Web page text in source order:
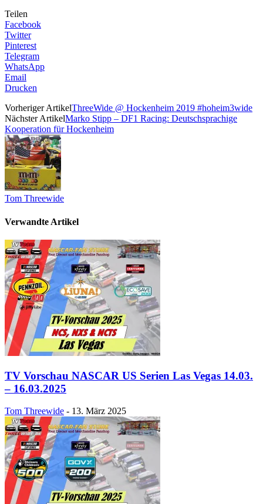
Teilen
Facebook
Twitter
Pinterest
Telegram
WhatsApp
Email
Drucken
Vorheriger ArtikelThreeWide @ Hockenheim 2019 #hoheim3wide
Nächster ArtikelMarko Stipp – DF1 Racing: Deutschsprachige
Kooperation für Hockenheim
Tom Threewide
Verwandte Artikel
TV Vorschau NASCAR US Serien Las Vegas 14.03.
– 16.03.2025
Tom Threewide - 13. März 2025